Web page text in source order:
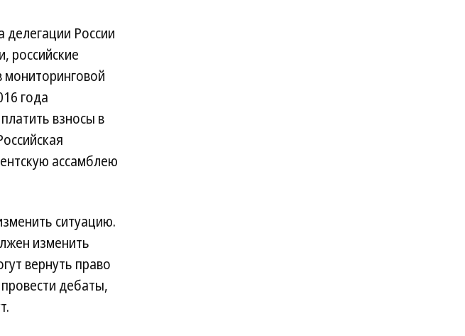
делегации России
российские
мониторинговой
года
взносы в
ассамблею
ситуацию.
изменить
вернуть право
дебаты,